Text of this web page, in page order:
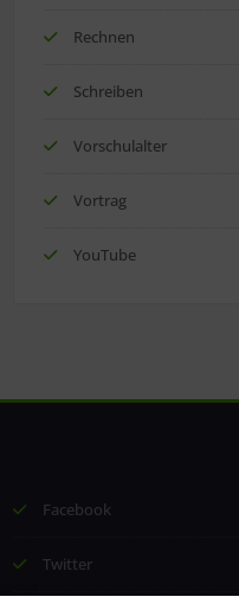
Rechnen
Schreiben
Vorschulalter
Vortrag
YouTube
Facebook
Twitter